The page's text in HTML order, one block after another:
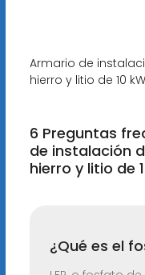
Armario de
hierro y litio de 10
6 Preguntas
de instalación
hierro y litio de
¿Qué es el